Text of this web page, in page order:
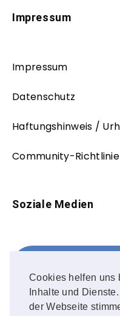
Cookies helfen uns
Inhalte und
der Webseite
Impressum
Impressum
Datenschutz
Haftungshinweis /
Community-
Soziale Medien
FOLLOW ME!
Instagram